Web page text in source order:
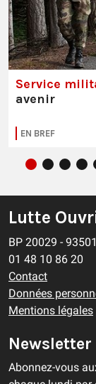
Service
avenir
EN BREF
Lutte
BP 20029 -
01 48 10 86 20
Contact
Données
Mentions légales
Newsletter
Abonnez-vous